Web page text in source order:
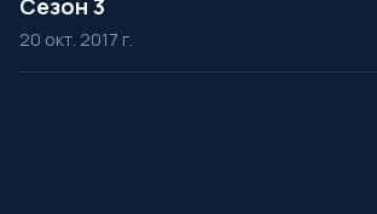
Сезон 3
20 окт. 2017 г.